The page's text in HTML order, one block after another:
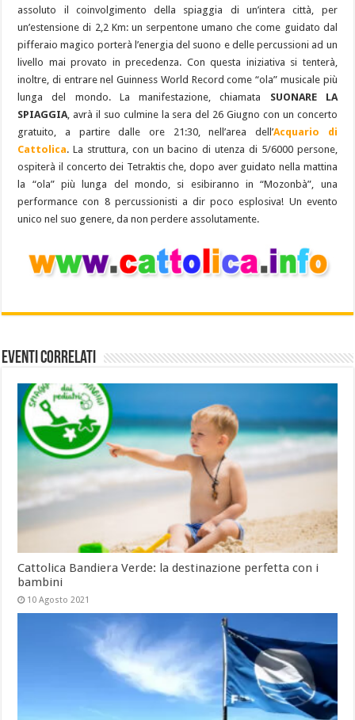
assoluto il coinvolgimento della spiaggia di un’intera città, per
un’estensione di 2,2 Km: un serpentone umano che come guidato dal
pifferaio magico porterà l’energia del suono e delle percussioni ad un
livello mai provato in precedenza. Con questa iniziativa si tenterà,
inoltre, di entrare nel Guinness World Record come “ola” musicale più
lunga del mondo. La manifestazione, chiamata SUONARE LA
SPIAGGIA, avrà il suo culmine la sera del 26 Giugno con un concerto
gratuito, a partire dalle ore 21:30, nell’area dell’Acquario di
Cattolica. La struttura, con un bacino di utenza di 5/6000 persone,
ospiterà il concerto dei Tetraktis che, dopo aver guidato nella mattina
la “ola” più lunga del mondo, si esibiranno in “Mozonbà”, una
performance con 8 percussionisti a dir poco esplosiva! Un evento
unico nel suo genere, da non perdere assolutamente.
Eventi Correlati
Cattolica Bandiera Verde: la destinazione perfetta con i
bambini
10 Agosto 2021